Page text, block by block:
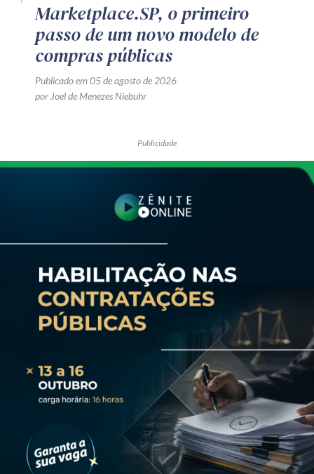
Marketplace.SP, o primeiro
passo de um novo modelo de
compras públicas
Publicado em 05 de agosto de 2026
por Joel de Menezes Niebuhr
Publicidade